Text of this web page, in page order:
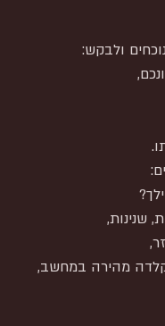
ולבקש:
שנינות,
מהירה במחשב,